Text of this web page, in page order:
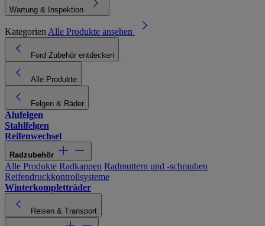
Wartung & Inspektion
Kategorien Alle Produkte ansehen
Ford Zubehör entdecken
Alle Produkte
Felgen & Räder
Alufelgen
Stahlfelgen
Reifenwechsel
Radzubehör
Alle Produkte Radkappen Radmuttern und -schrauben
Reifendruckkontrollsysteme
Winterkompletträder
Reisen & Transport